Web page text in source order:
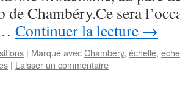
de Chambéry.Ce sera
Continuer la lecture →
| Marqué avecChambéry, échelle,
| Laisser un commentaire